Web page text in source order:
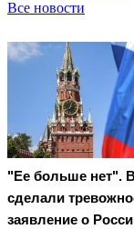
Все новости
"Ее больше нет".
сделали
заявление о